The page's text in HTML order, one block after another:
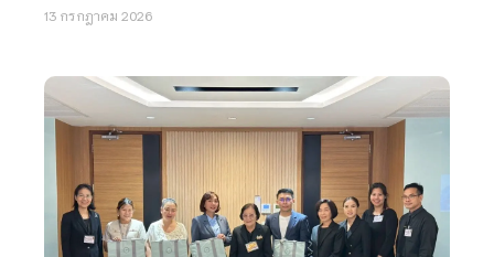
13 กรกฎาคม 2026